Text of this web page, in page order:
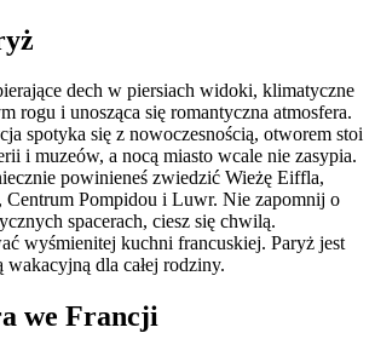
dech w piersiach widoki, klimatyczne
rogu i unosząca się romantyczna atmosfera.
spotyka się z nowoczesnością, otworem stoi
i muzeów, a nocą miasto wcale nie zasypia.
powinieneś zwiedzić Wieżę Eiffla,
Centrum Pompidou i Luwr. Nie zapomnij o
spacerach, ciesz się chwilą.
wyśmienitej kuchni francuskiej. Paryż jest
wakacyjną dla całej rodziny.
we Francji